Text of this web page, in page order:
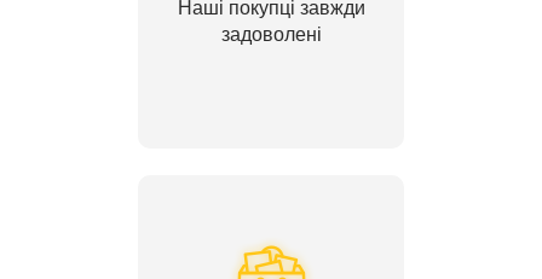
Наші покупці завжди
задоволені